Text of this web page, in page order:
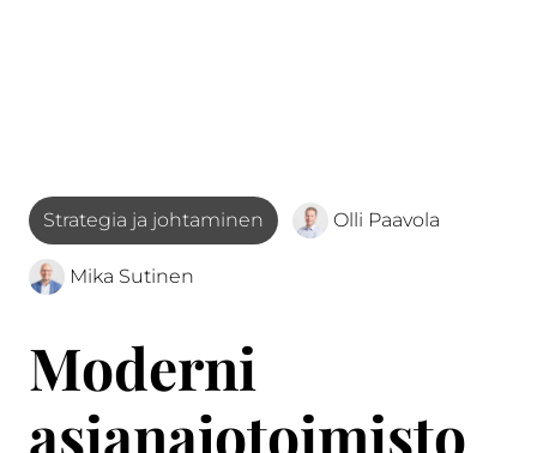
Strategia ja johtaminen Olli Paavola
Mika Sutinen
Moderni
asianajotoimisto